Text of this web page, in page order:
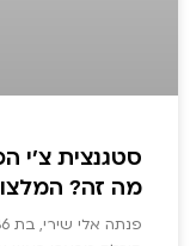
מה זה?